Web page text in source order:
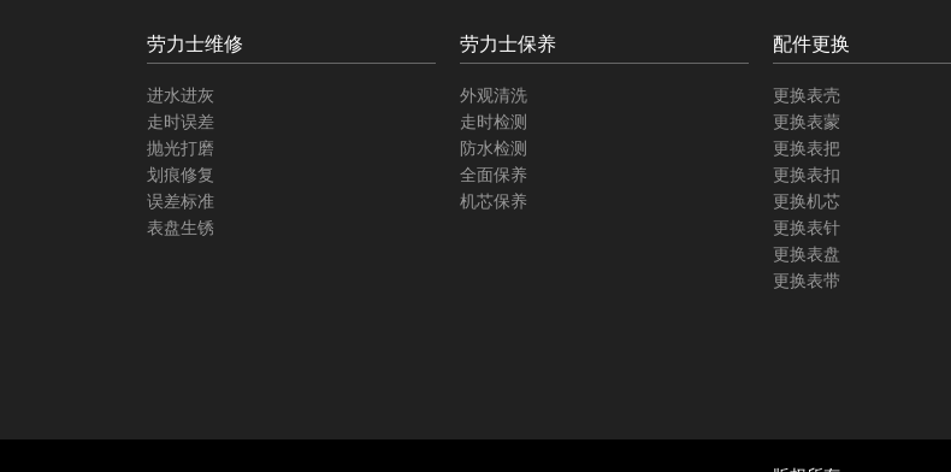
劳力士维修
进水进灰
走时误差
抛光打磨
划痕修复
误差标准
表盘生锈
劳力士保养
外观清洗
走时检测
防水检测
全面保养
机芯保养
配件更换
更换表壳
更换表蒙
更换表把
更换表扣
更换机芯
更换表针
更换表盘
更换表带